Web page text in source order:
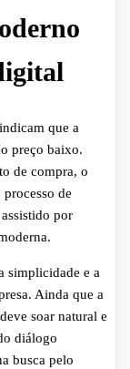
que a
preço baixo.
de compra, o
de
assistido por
simplicidade e a
Ainda que a
soar natural e
diálogo
busca pelo